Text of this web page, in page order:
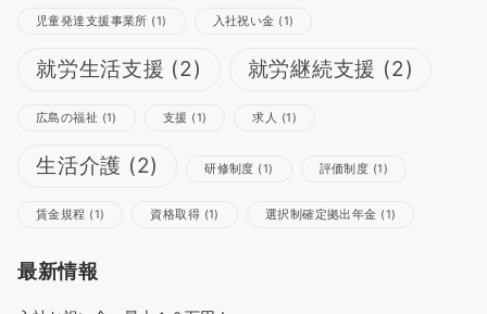
児童発達支援事業所 (1) 入社祝い金 (1)
就労生活支援 (2) 就労継続支援 (2)
広島の福祉 (1) 支援 (1) 求人 (1)
生活介護 (2) 研修制度 (1) 評価制度 (1)
賃金規程 (1) 資格取得 (1) 選択制確定拠出年金 (1)
最新情報